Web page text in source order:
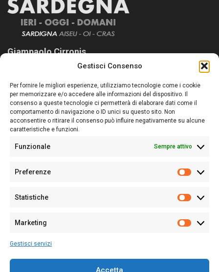
Gestisci Consenso
Per fornire le migliori esperienze, utilizziamo tecnologie come i cookie
per memorizzare e/o accedere alle informazioni del dispositivo. Il
consenso a queste tecnologie ci permetterà di elaborare dati come il
comportamento di navigazione o ID unici su questo sito. Non
acconsentire o ritirare il consenso può influire negativamente su alcune
caratteristiche e funzioni.
Funzionale Sempre attivo
Preferenze
Statistiche
Marketing
Gestisci servizi
Accetta
Giampaolo Cirronis
Sardegna Ieri-Oggi-Domani nasce per informare “liberamente” i
lettori su quanto accade in Sardegna, con un occhio rivolto al
nostro passato e, soprattutto, al nostro futuro
Follow Us
Sede:Via Cristoforo Colombo 09013 Carbonia
Partita IVA02270380922
128/2020 del 10/02/2020
Per la Pubblicità: